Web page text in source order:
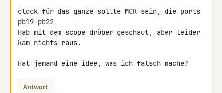
clock für das ganze sollte MCK sein, die ports
pb19-pb22
Hab mit dem scope drüber geschaut, aber leider
kam nichts raus.
Hat jemand eine idee, was ich falsch mache?
Antwort